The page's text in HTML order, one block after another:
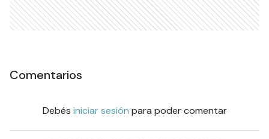
Comentarios
Debés iniciar sesión para poder comentar